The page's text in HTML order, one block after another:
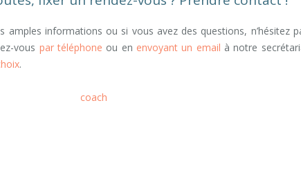
amples informations ou si vous avez des questions, n’hésitez
vous par téléphone ou en envoyant un email à notre
.
coach